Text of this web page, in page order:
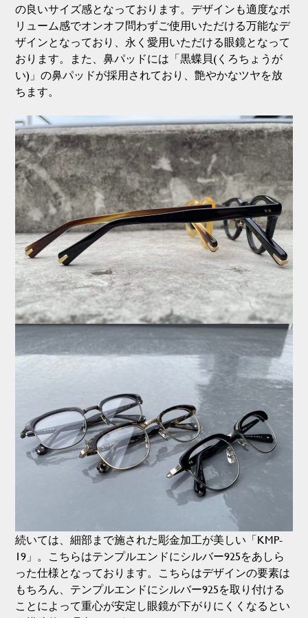
の良いサイズ感となっております。デザインも適度なボ
リューム感でオンオフ問わずご使用いただける万能なデ
ザインとなっており、永く愛用いただける眼鏡となって
おります。また、鼻パッドには「黒蝶貝(くろちょうが
い)」の鼻パッドが採用されており、艶やかなツヤを放
ちます。
続いては、細部まで施された彫金加工が美しい「KMP-
19」。こちらはテンプルエンドにシルバー925をあしら
った仕様となっております。こちらはデザインの要素は
もちろん、テンプルエンドにシルバー925を取り付ける
ことによって重心が安定し眼鏡が下がりにくくなるとい